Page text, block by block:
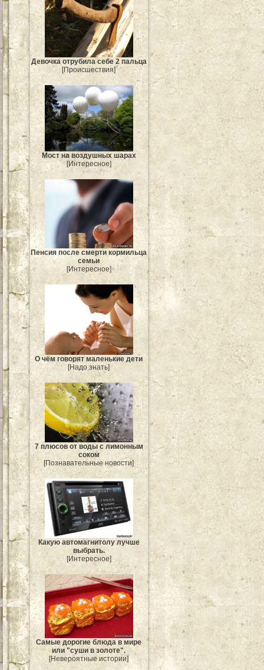
Девочка отрубила себе 2 пальца
[Происшествия]
Мост на воздушных шарах
[Интересное]
Пенсия после смерти кормильца
семьи
[Интересное]
О чём говорят маленькие дети
[Надо знать]
7 плюсов от воды с лимонным
соком
[Познавательные новости]
Какую автомагнитолу лучше
выбрать.
[Интересное]
Самые дорогие блюда в мире
или "суши в золоте".
[Невероятные истории]